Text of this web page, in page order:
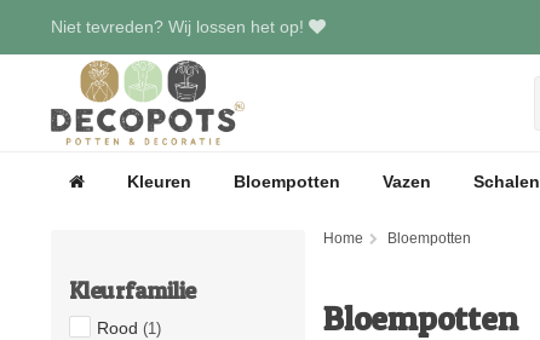
Niet tevreden? Wij lossen het op!
Kleuren Bloempotten Vazen Schalen
Kleurfamilie
Rood (1)
Home Bloempotten
Bloempotten